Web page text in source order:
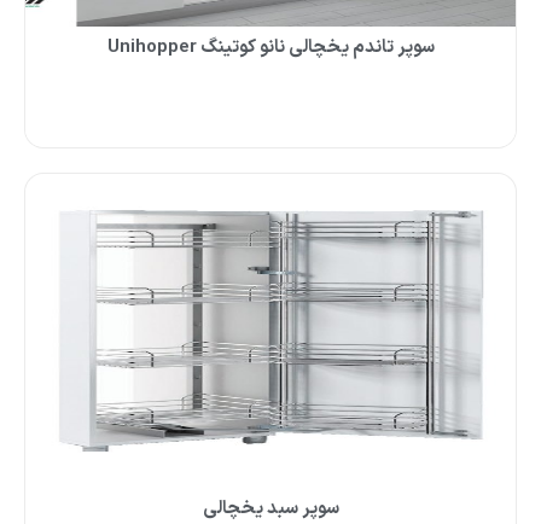
سوپر تاندم یخچالی نانو کوتینگ Unihopper
سوپر سبد یخچالی